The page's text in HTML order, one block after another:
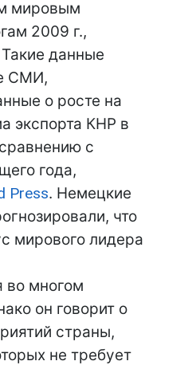
мировым
2009 г.,
данные
СМИ,
о росте на
экспорта КНР в
с
года,
Press. Немецкие
что
мирового лидера
во многом
он говорит о
страны,
не требует